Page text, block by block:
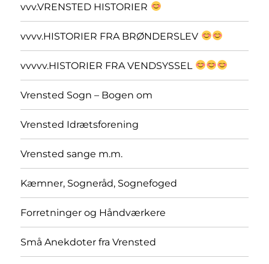
vvv.VRENSTED HISTORIER
vvvv.HISTORIER FRA BRØNDERSLEV
vvvvv.HISTORIER FRA VENDSYSSEL
Vrensted Sogn – Bogen om
Vrensted Idrætsforening
Vrensted sange m.m.
Kæmner, Sogneråd, Sognefoged
Forretninger og Håndværkere
Små Anekdoter fra Vrensted